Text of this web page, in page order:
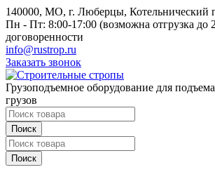
140000, МО, г. Люберцы, Котельнический
Пн - Пт: 8:00-17:00 (возможна отгрузка до
договоренности
info@rustrop.ru
Заказать звонок
Грузоподъемное оборудование для
грузов
Поиск
Поиск